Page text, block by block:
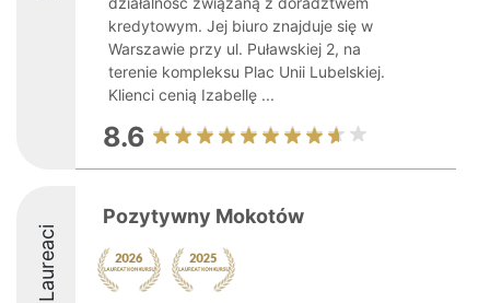
kredytowym. Jej biuro znajduje się w
Warszawie przy ul. Puławskiej 2, na
terenie kompleksu Plac Unii Lubelskiej.
Klienci cenią Izabellę ...
8.6
Laureaci
Pozytywny Mokotów